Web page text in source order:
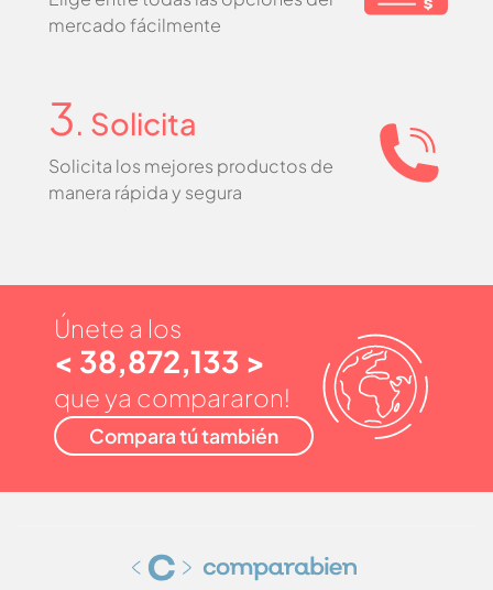
mercado fácilmente
3. Solicita
Solicita los mejores productos de
manera rápida y segura
Únete a los
< 38,872,133 >
que ya compararon!
Compara tú también